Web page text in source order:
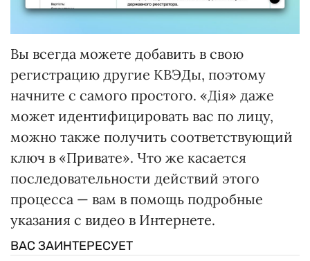
Вы всегда можете добавить в свою
регистрацию другие КВЭДы, поэтому
начните с самого простого. «Дія» даже
может идентифицировать вас по лицу,
можно также получить соответствующий
ключ в «Привате». Что же касается
последовательности действий этого
процесса — вам в помощь подробные
указания с видео в Интернете.
ВАС ЗАИНТЕРЕСУЕТ